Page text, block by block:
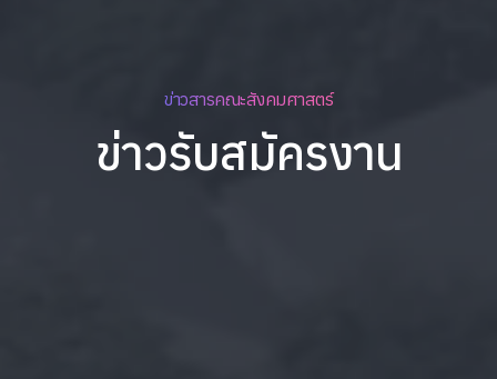
ข่าวสารคณะสังคมศาสตร์
ข่าวรับสมัครงาน